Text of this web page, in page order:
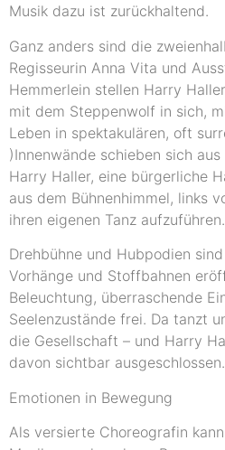
Musik dazu ist zurückhaltend.
Ganz anders sind die
Regisseurin Anna Vita und
Hemmerlein stellen Harry
mit dem Steppenwolf in sich,
Leben in spektakulären, oft
)Innenwände schieben sich
Harry Haller, eine bürgerliche
aus dem Bühnenhimmel, links
ihren eigenen Tanz aufzuführen.
Drehbühne und Hubpodien
Vorhänge und Stoffbahnen
Beleuchtung, überraschende
Seelenzustände frei. Da tanzt
die Gesellschaft – und Harry
davon sichtbar ausgeschlossen.
Emotionen in Bewegung
Als versierte Choreografin